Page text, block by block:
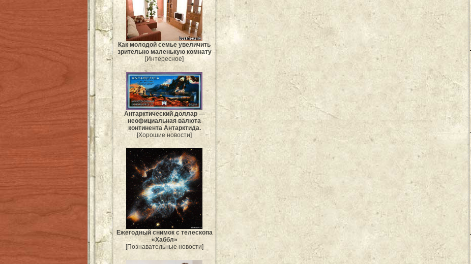
Как молодой семье увеличить
зрительно маленькую комнату
[Интересное]
Антарктический доллар —
неофициальная валюта
континента Антарктида.
[Хорошие новости]
Ежегодный снимок с телескопа
«Хаббл»
[Познавательные новости]